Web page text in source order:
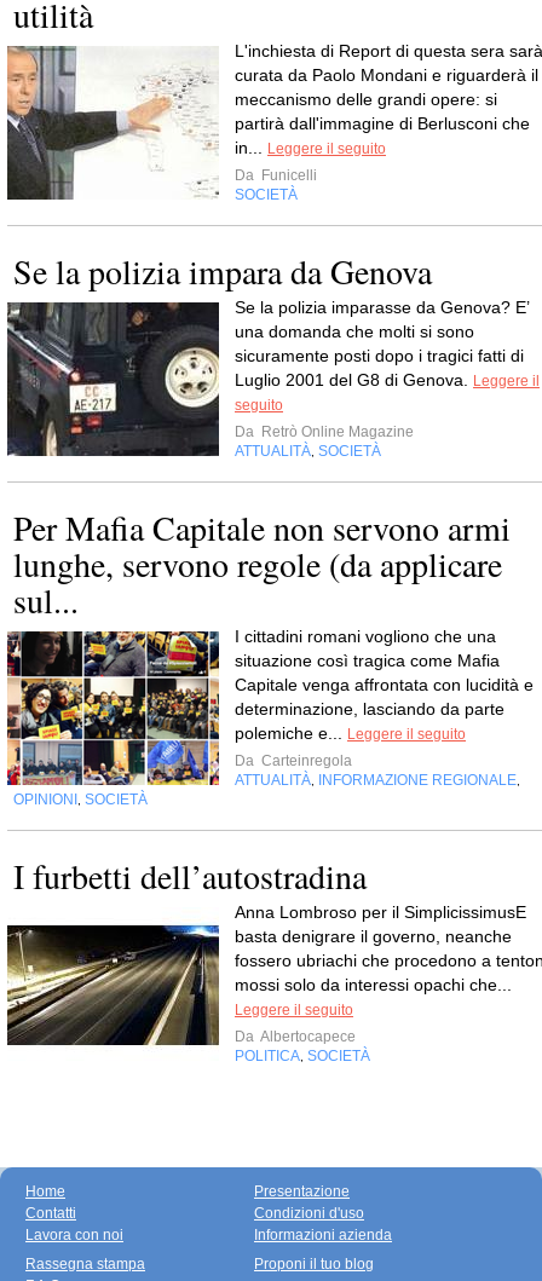
utilità
L'inchiesta di Report di questa sera sarà
curata da Paolo Mondani e riguarderà il
meccanismo delle grandi opere: si
partirà dall'immagine di Berlusconi che
in...
Leggere il seguito
Da Funicelli
SOCIETÀ
Se la polizia impara da Genova
Se la polizia imparasse da Genova? E’
una domanda che molti si sono
sicuramente posti dopo i tragici fatti di
Luglio 2001 del G8 di Genova.
Leggere il
seguito
Da Retrò Online Magazine
ATTUALITÀ SOCIETÀ
Per Mafia Capitale non servono armi
lunghe, servono regole (da applicare
sul...
I cittadini romani vogliono che una
situazione così tragica come Mafia
Capitale venga affrontata con lucidità e
determinazione, lasciando da parte
polemiche e...
Leggere il seguito
Da Carteinregola
ATTUALITÀ
INFORMAZIONE REGIONALE
OPINIONI SOCIETÀ
I furbetti dell’autostradina
Anna Lombroso per il SimplicissimusE
basta denigrare il governo, neanche
fossero ubriachi che procedono a
mossi solo da interessi opachi che...
Leggere il seguito
Da Albertocapece
POLITICA SOCIETÀ
Home
Contatti
Lavora con noi
Presentazione
Condizioni d'uso
Informazioni azienda
Rassegna stampa
Proponi il tuo blog